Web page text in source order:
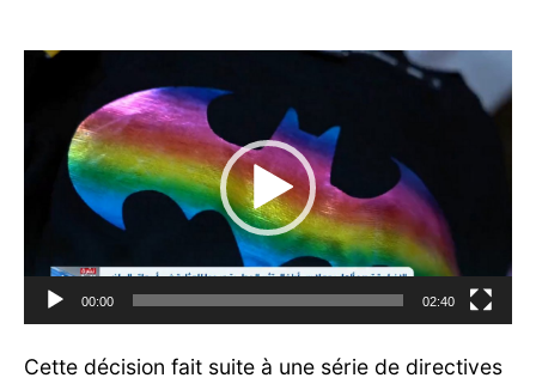
Lecteur
00:00 02:40
Cette décision fait suite à une série de directives